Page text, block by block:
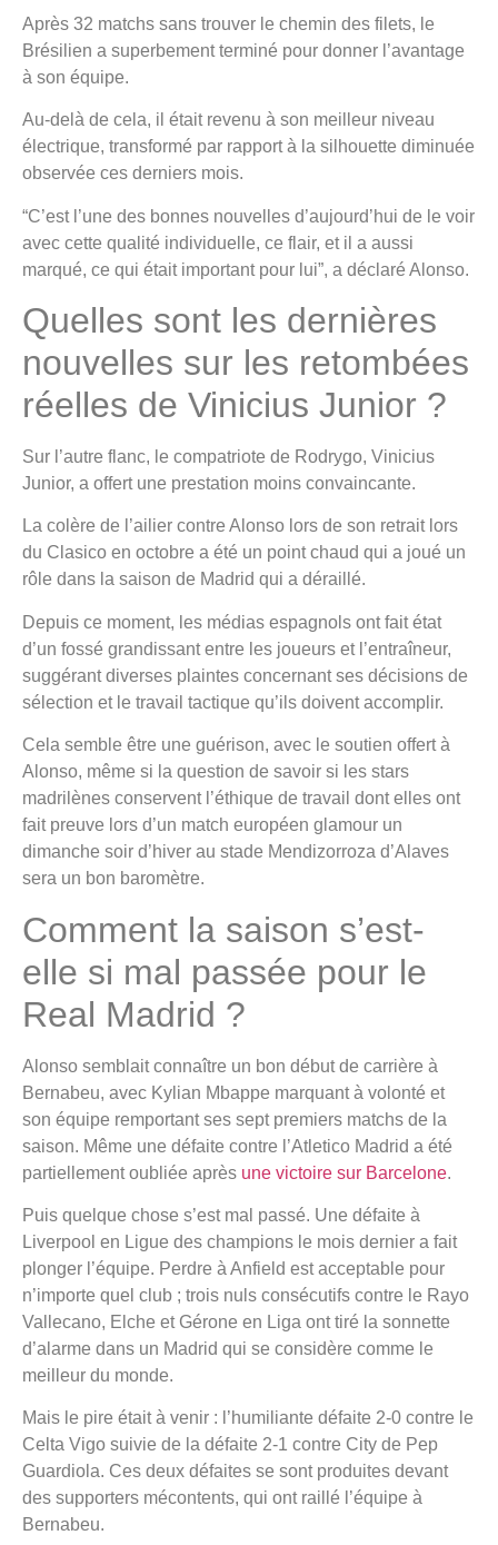
Après 32 matchs sans trouver le chemin des filets, le
Brésilien a superbement terminé pour donner l’avantage
à son équipe.
Au-delà de cela, il était revenu à son meilleur niveau
électrique, transformé par rapport à la silhouette diminuée
observée ces derniers mois.
“C’est l’une des bonnes nouvelles d’aujourd’hui de le voir
avec cette qualité individuelle, ce flair, et il a aussi
marqué, ce qui était important pour lui”, a déclaré Alonso.
Quelles sont les dernières
nouvelles sur les retombées
réelles de Vinicius Junior ?
Sur l’autre flanc, le compatriote de Rodrygo, Vinicius
Junior, a offert une prestation moins convaincante.
La colère de l’ailier contre Alonso lors de son retrait lors
du Clasico en octobre a été un point chaud qui a joué un
rôle dans la saison de Madrid qui a déraillé.
Depuis ce moment, les médias espagnols ont fait état
d’un fossé grandissant entre les joueurs et l’entraîneur,
suggérant diverses plaintes concernant ses décisions de
sélection et le travail tactique qu’ils doivent accomplir.
Cela semble être une guérison, avec le soutien offert à
Alonso, même si la question de savoir si les stars
madrilènes conservent l’éthique de travail dont elles ont
fait preuve lors d’un match européen glamour un
dimanche soir d’hiver au stade Mendizorroza d’Alaves
sera un bon baromètre.
Comment la saison s’est-
elle si mal passée pour le
Real Madrid ?
Alonso semblait connaître un bon début de carrière à
Bernabeu, avec Kylian Mbappe marquant à volonté et
son équipe remportant ses sept premiers matchs de la
saison. Même une défaite contre l’Atletico Madrid a été
partiellement oubliée après une victoire sur Barcelone.
Puis quelque chose s’est mal passé. Une défaite à
Liverpool en Ligue des champions le mois dernier a fait
plonger l’équipe. Perdre à Anfield est acceptable pour
n’importe quel club ; trois nuls consécutifs contre le Rayo
Vallecano, Elche et Gérone en Liga ont tiré la sonnette
d’alarme dans un Madrid qui se considère comme le
meilleur du monde.
Mais le pire était à venir : l’humiliante défaite 2-0 contre le
Celta Vigo suivie de la défaite 2-1 contre City de Pep
Guardiola. Ces deux défaites se sont produites devant
des supporters mécontents, qui ont raillé l’équipe à
Bernabeu.